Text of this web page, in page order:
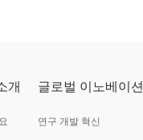
개 글로벌 이노베이션
연구 개발 혁신